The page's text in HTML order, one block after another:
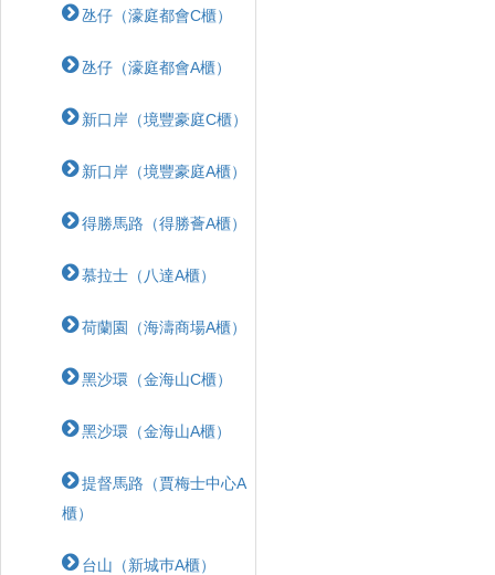
氹仔（濠庭都會C櫃）
氹仔（濠庭都會A櫃）
新口岸（境豐豪庭C櫃）
新口岸（境豐豪庭A櫃）
得勝馬路（得勝薈A櫃）
慕拉士（八達A櫃）
荷蘭園（海濤商場A櫃）
黑沙環（金海山C櫃）
黑沙環（金海山A櫃）
提督馬路（賈梅士中心A
櫃）
台山（新城巿A櫃）